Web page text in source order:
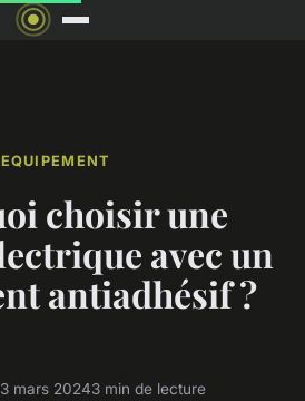
EQUIPEMENT
choisir une
avec un
antiadhésif ?
3 mars 20243 min de lecture